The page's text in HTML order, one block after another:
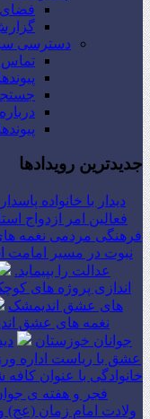
دسترسی
تماس
جدیدترین رویدادها
دیدار با خانواده
فعالین امر ازدواج
فرهنگی مردمی نغمه
نبوت در مسیر امامت
عدالت را بپیماید.
اندازی پروژه های
های عشق اندیمشک
نغمه های عشق
جوانان خوزستان
عشق با ریاست اداره
خانوادگی با عنوان
فجر و هفته ی
ولادت امام زمان